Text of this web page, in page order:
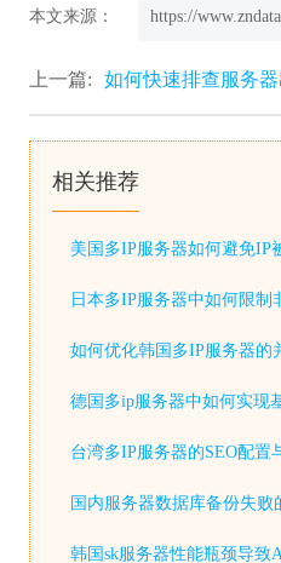
本文来源： https://
上一篇: 如何快速排查服务
相关推荐
美国多IP服务器如何避免IP
日本多IP服务器中如何限制
如何优化韩国多IP服务器的
德国多ip服务器中如何实现
台湾多IP服务器的SEO配置
国内服务器数据库备份失败
韩国sk服务器性能瓶颈导致